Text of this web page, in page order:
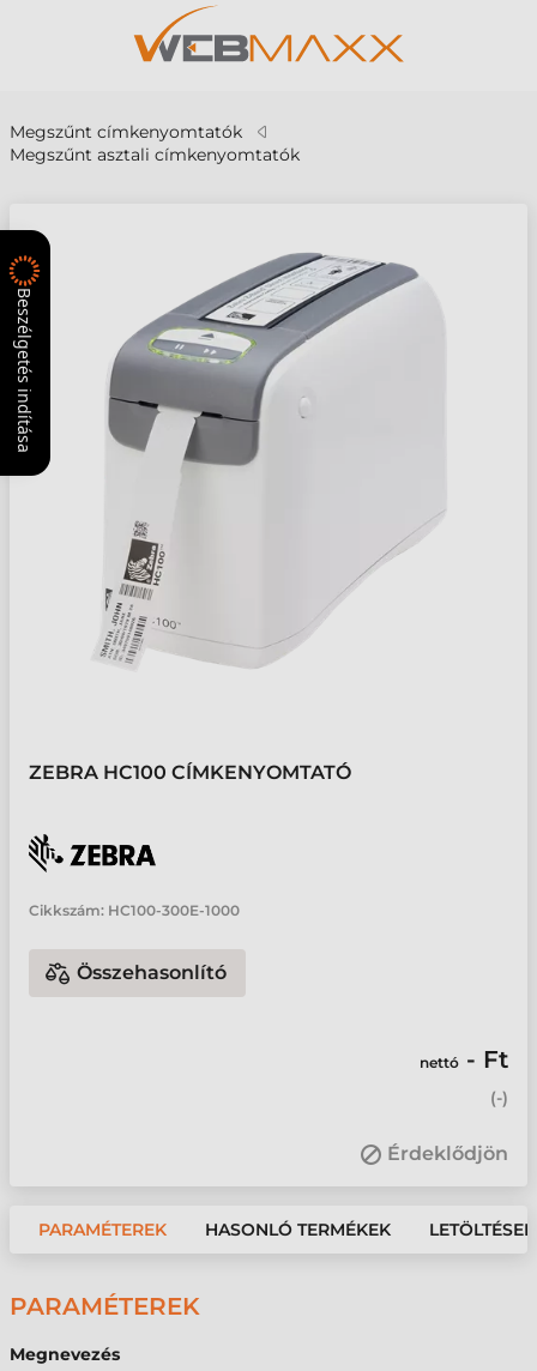
Megszűnt címkenyomtatók
Megszűnt asztali címkenyomtatók
ZEBRA HC100 CÍMKENYOMTATÓ
Cikkszám: HC100-300E-1000
Összehasonlító
nettó - Ft
(-)
Érdeklődjön
PARAMÉTEREK HASONLÓ TERMÉKEK LETÖLTÉSEK
PARAMÉTEREK
Megnevezés
Beszélgetés indítása